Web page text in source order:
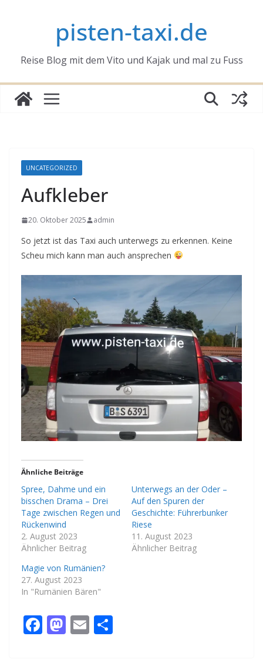
pisten-taxi.de
Reise Blog mit dem Vito und Kajak und mal zu Fuss
UNCATEGORIZED
Aufkleber
20. Oktober 2025 admin
So jetzt ist das Taxi auch unterwegs zu erkennen. Keine
Scheu mich kann man auch ansprechen
Ähnliche Beiträge
Spree, Dahme und ein
bisschen Drama – Drei
Tage zwischen Regen und
Rückenwind
2. August 2023
Ähnlicher Beitrag
Unterwegs an der Oder –
Auf den Spuren der
Geschichte: Führerbunker
Riese
11. August 2023
Ähnlicher Beitrag
Magie von Rumänien?
27. August 2023
In "Rumänien Bären"
F M E